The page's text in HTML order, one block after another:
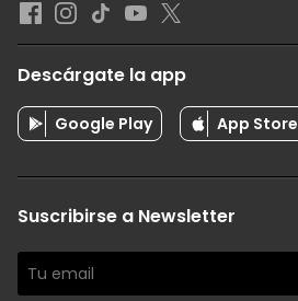
Descárgate la app
Google Play App Store
Suscribirse a Newsletter